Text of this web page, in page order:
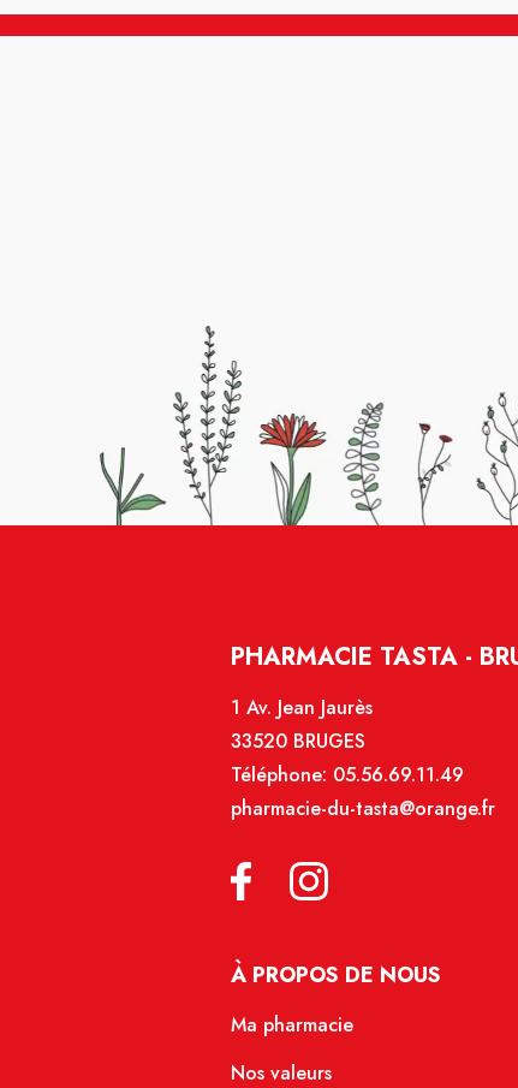
PHARMACIE TASTA -
1 Av. Jean Jaurès
33520 BRUGES
Téléphone: 05.56.69.11.49
pharmacie-du-tasta@orange.fr
À PROPOS DE NOUS
Ma pharmacie
Nos valeurs